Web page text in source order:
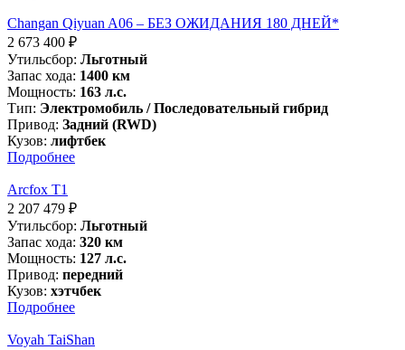
Changan Qiyuan A06 – БЕЗ ОЖИДАНИЯ 180 ДНЕЙ*
2 673 400 ₽
Утильсбор: Льготный
Запас хода: 1400 км
Мощность: 163 л.с.
Тип: Электромобиль / Последовательный гибрид
Привод: Задний (RWD)
Кузов: лифтбек
Подробнее
Arcfox T1
2 207 479 ₽
Утильсбор: Льготный
Запас хода: 320 км
Мощность: 127 л.с.
Привод: передний
Кузов: хэтчбек
Подробнее
Voyah TaiShan